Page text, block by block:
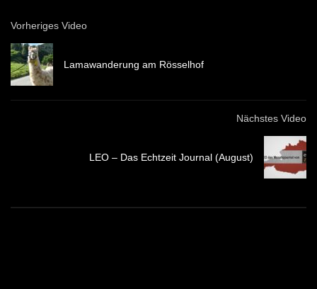
Vorheriges Video
Lamawanderung am Rösselhof
Nächstes Video
LEO – Das Echtzeit Journal (August)